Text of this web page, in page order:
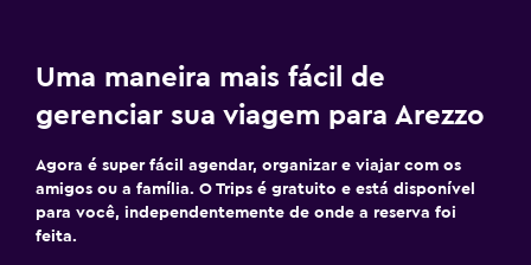
Uma maneira mais fácil de
gerenciar sua viagem para Arezzo
Agora é super fácil agendar, organizar e viajar com os
amigos ou a família. O Trips é gratuito e está disponível
para você, independentemente de onde a reserva foi
feita.